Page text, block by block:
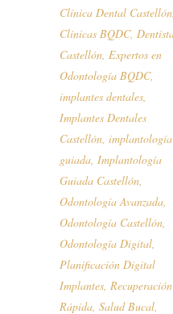
Clínica Dental Castellón,
Clínicas BQDC,
Castellón, Expertos en
Odontología BQDC,
implantes dentales,
Implantes Dentales
Castellón, implantología
guiada, Implantología
Guiada Castellón,
Odontología Avanzada,
Odontología Castellón,
Odontología Digital,
Planificación Digital
Implantes, Recuperación
Rápida, Salud Bucal,